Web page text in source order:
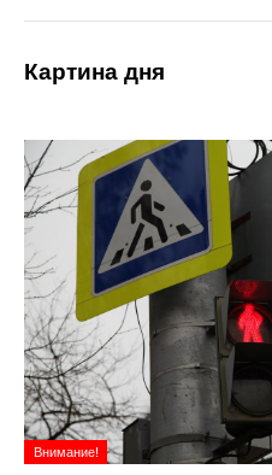
Картина дня
Внимание!